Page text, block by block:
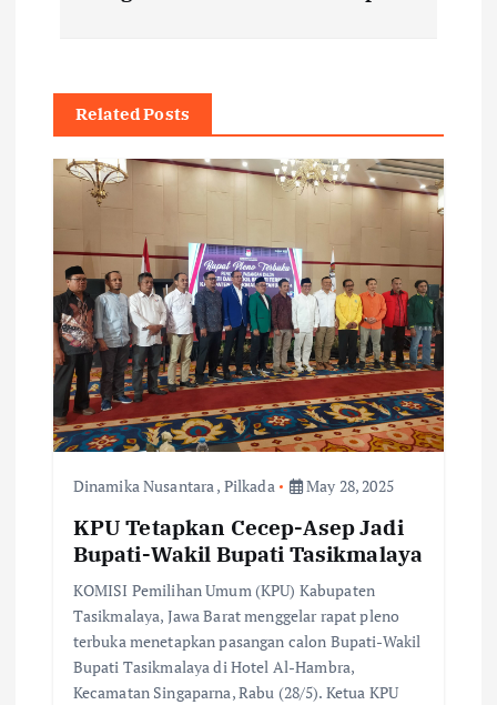
g
a
t
o
Related Posts
Dinamika Nusantara, Pilkada May 28, 2025
KPU Tetapkan Cecep-Asep Jadi
Bupati-Wakil Bupati Tasikmalaya
KOMISI Pemilihan Umum (KPU) Kabupaten
Tasikmalaya, Jawa Barat menggelar rapat pleno
terbuka menetapkan pasangan calon Bupati-Wakil
Bupati Tasikmalaya di Hotel Al-Hambra,
Kecamatan Singaparna, Rabu (28/5). Ketua KPU